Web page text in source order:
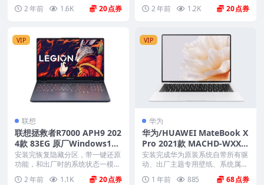
2 年前 1.6K 20 2 年前 1.2K 20
VIP
联想
联想拯救者R7000 APH9 202
4款 83EG 原厂Windows11
家庭版 oem系统镜像下载
安装完恢复隐藏分区，带一键还原
功能，和出厂时的系统状态一模一
2 年前 1.1K 20
VIP
华为
华为/HUAWEI MateBook X
Pro 2021款 MACHD-WXX9
原厂Win10 2004系统 工厂文
件 带F10智能还原
安装完成华为原装系统自带所有驱
动、出厂主题专用壁纸、系统属性
1 年前 885 68